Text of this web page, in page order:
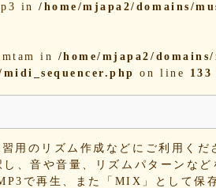
in/home/mjapa2/domains/
in /home/mjapa2/
on line 133
用のリズム作成などにご利用くだ
、音や音量、リズムパターンなど
で再生、また「MIX」として保